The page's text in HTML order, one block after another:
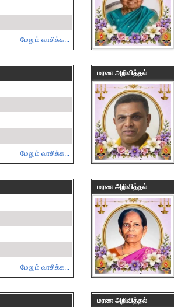
மேலும் வாசிக்க...
மேலும் வாசிக்க...
மரண அறிவித்தல்
மேலும் வாசிக்க...
மரண அறிவித்தல்
மரண அறிவித்தல்